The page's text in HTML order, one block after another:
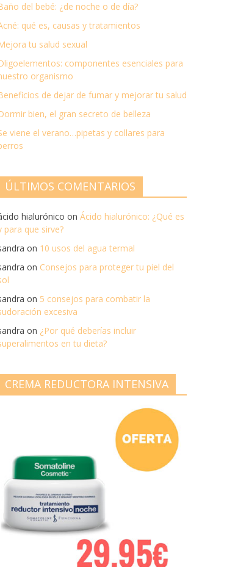
del bebé: ¿de noche o de día?
qué es, causas y tratamientos
tu salud sexual
componentes esenciales para
organismo
de dejar de fumar y mejorar tu salud
bien, el gran secreto de belleza
viene el verano…pipetas y collares para
ÚLTIMOS COMENTARIOS
hialurónico on Ácido hialurónico: ¿Qué es
para que sirve?
on 10 usos del agua termal
on Consejos para proteger tu piel del
on 5 consejos para combatir la
excesiva
on ¿Por qué deberías incluir
en tu dieta?
CREMA REDUCTORA INTENSIVA